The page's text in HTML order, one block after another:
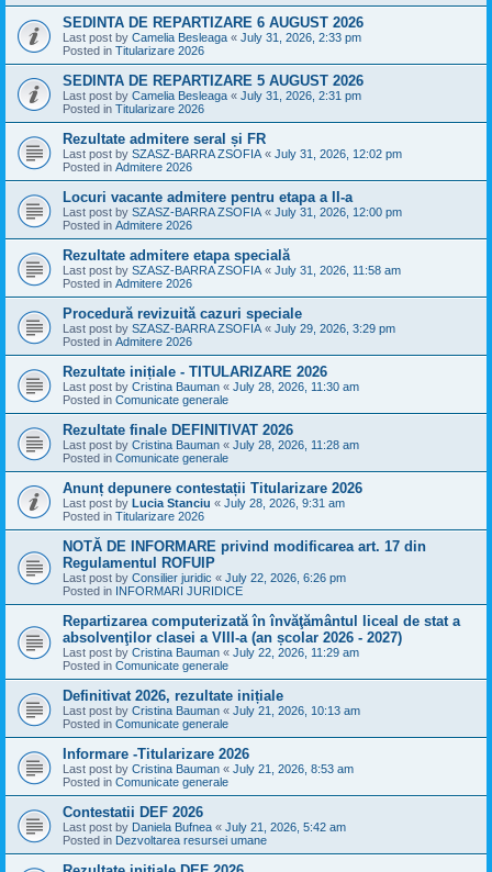
SEDINTA DE REPARTIZARE 6 AUGUST 2026
Last post by Camelia Besleaga « July 31, 2026, 2:33 pm
Posted in Titularizare 2026
SEDINTA DE REPARTIZARE 5 AUGUST 2026
Last post by Camelia Besleaga « July 31, 2026, 2:31 pm
Posted in Titularizare 2026
Rezultate admitere seral și FR
Last post by SZASZ-BARRA ZSOFIA « July 31, 2026, 12:02 pm
Posted in Admitere 2026
Locuri vacante admitere pentru etapa a II-a
Last post by SZASZ-BARRA ZSOFIA « July 31, 2026, 12:00 pm
Posted in Admitere 2026
Rezultate admitere etapa specială
Last post by SZASZ-BARRA ZSOFIA « July 31, 2026, 11:58 am
Posted in Admitere 2026
Procedură revizuită cazuri speciale
Last post by SZASZ-BARRA ZSOFIA « July 29, 2026, 3:29 pm
Posted in Admitere 2026
Rezultate inițiale - TITULARIZARE 2026
Last post by Cristina Bauman « July 28, 2026, 11:30 am
Posted in Comunicate generale
Rezultate finale DEFINITIVAT 2026
Last post by Cristina Bauman « July 28, 2026, 11:28 am
Posted in Comunicate generale
Anunț depunere contestații Titularizare 2026
Last post by Lucia Stanciu « July 28, 2026, 9:31 am
Posted in Titularizare 2026
NOTĂ DE INFORMARE privind modificarea art. 17 din
Regulamentul ROFUIP
Last post by Consilier juridic « July 22, 2026, 6:26 pm
Posted in INFORMARI JURIDICE
Repartizarea computerizată în învăţământul liceal de stat a
absolvenţilor clasei a VIII-a (an școlar 2026 - 2027)
Last post by Cristina Bauman « July 22, 2026, 11:29 am
Posted in Comunicate generale
Definitivat 2026, rezultate inițiale
Last post by Cristina Bauman « July 21, 2026, 10:13 am
Posted in Comunicate generale
Informare -Titularizare 2026
Last post by Cristina Bauman « July 21, 2026, 8:53 am
Posted in Comunicate generale
Contestatii DEF 2026
Last post by Daniela Bufnea « July 21, 2026, 5:42 am
Posted in Dezvoltarea resursei umane